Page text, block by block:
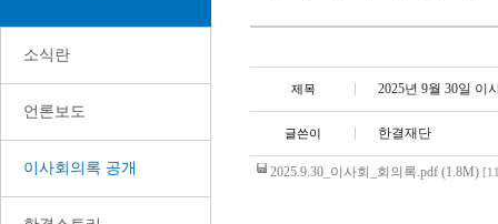
소식란
언론보도
이사회의록 공개
제목 2025년 9월 30일 이
글쓴이 한결재단
2025.9.30_이사회_회의록.pdf (1.8M)